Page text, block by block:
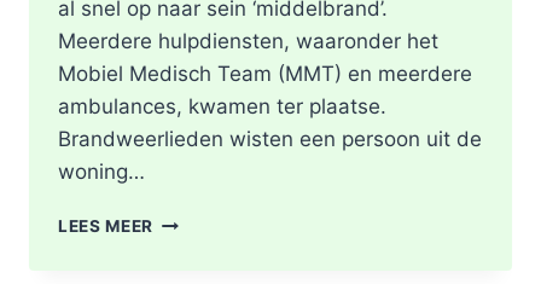
al snel op naar sein ‘middelbrand’.
Meerdere hulpdiensten, waaronder het
Mobiel Medisch Team (MMT) en meerdere
ambulances, kwamen ter plaatse.
Brandweerlieden wisten een persoon uit de
woning…
LEES MEER DODE